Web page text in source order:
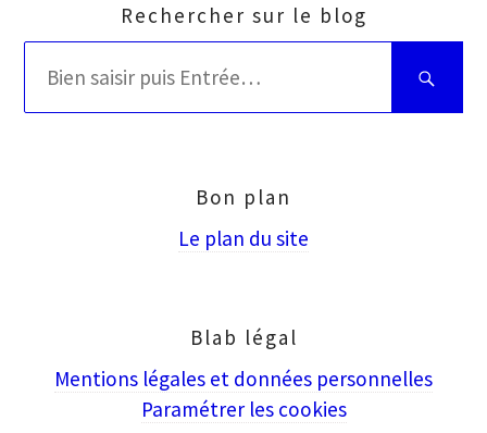
Rechercher sur le blog
Bien
saisir
Bon plan
Le plan du site
Blab légal
Mentions légales et données personnelles
Paramétrer les cookies